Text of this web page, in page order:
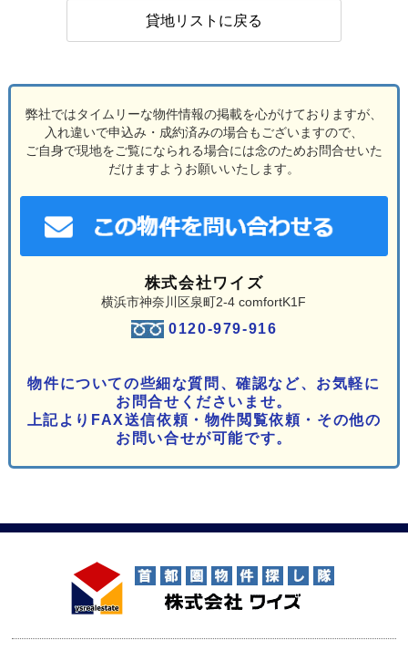
貸地リストに戻る
弊社ではタイムリーな物件情報の掲載を心がけておりますが、
入れ違いで申込み・成約済みの場合もございますので、
ご自身で現地をご覧になられる場合には念のためお問合せいた
だけますようお願いいたします。
株式会社ワイズ
横浜市神奈川区泉町2-4 comfortK1F
0120-979-916
物件についての些細な質問、確認など、お気軽に
お問合せくださいませ。
上記よりFAX送信依頼・物件閲覧依頼・その他の
お問い合せが可能です。